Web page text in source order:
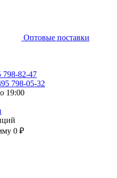
Оптовые поставки
798-82-47
798-05-32
19:00
0 ₽